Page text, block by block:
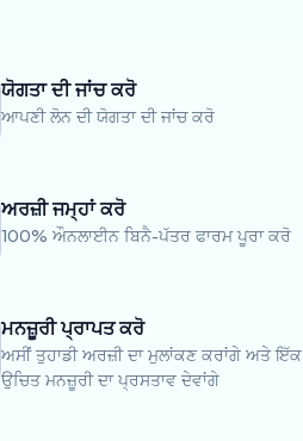
ਯੋਗਤਾ ਦੀ ਜਾਂਚ ਕਰੋ
ਆਪਣੀ ਲੋਨ ਦੀ ਯੋਗਤਾ ਦੀ ਜਾਂਚ ਕਰੋ
ਅਰਜ਼ੀ ਜਮ੍ਹਾਂ ਕਰੋ
100% ਔਨਲਾਈਨ ਬਿਨੈ-ਪੱਤਰ ਫਾਰਮ ਪੂਰਾ ਕਰੋ
ਮਨਜ਼ੂਰੀ ਪ੍ਰਾਪਤ ਕਰੋ
ਅਸੀਂ ਤੁਹਾਡੀ ਅਰਜ਼ੀ ਦਾ ਮੁਲਾਂਕਣ ਕਰਾਂਗੇ ਅਤੇ ਇੱਕ
ਉਚਿਤ ਮਨਜ਼ੂਰੀ ਦਾ ਪ੍ਰਸਤਾਵ ਦੇਵਾਂਗੇ